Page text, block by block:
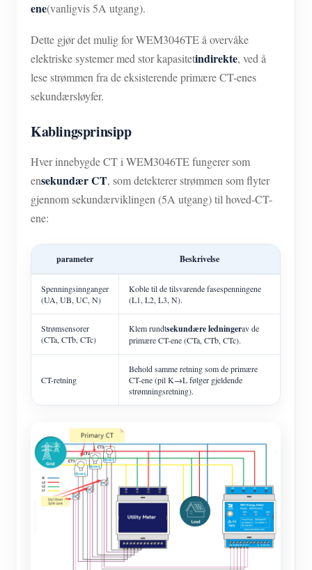
ene(vanligvis 5A utgang).
Dette gjør det mulig for WEM3046TE å overvåke
elektriske systemer med stor kapasitetindirekte, ved å
lese strømmen fra de eksisterende primære CT-enes
sekundærsløyfer.
Kablingsprinsipp
Hver innebygde CT i WEM3046TE fungerer som
ensekundær CT, som detekterer strømmen som flyter
gjennom sekundærviklingen (5A utgang) til hoved-CT-
ene:
parameter Beskrivelse
Spenningsinnganger
(UA, UB, UC, N)
Koble til de tilsvarende fasespenningene
(L1, L2, L3, N).
Strømsensorer
(CTa, CTb, CTc)
Klem rundtsekundære ledningerav de
primære CT-ene (CTa, CTb, CTc).
CT-retning
Behold samme retning som de primære
CT-ene (pil K→L følger gjeldende
strømningsretning).